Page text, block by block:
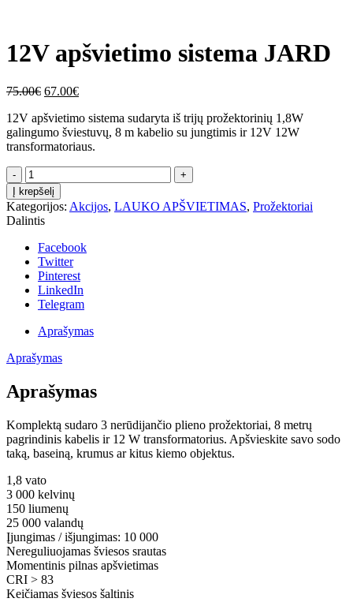
12V apšvietimo sistema JARD
75.00€ Original
was:
75.00€.
67.00€Current
is:
67.00€.
12V apšvietimo sistema sudaryta iš trijų prožektorinių 1,8W
galingumo šviestuvų, 8 m kabelio su jungtimis ir 12V 12W
transformatoriaus.
Kiekis
Į krepšelį
Kategorijos: Akcijos, LAUKO APŠVIETIMAS, Prožektoriai
Dalintis
Facebook
Twitter
Pinterest
LinkedIn
Telegram
Aprašymas
Aprašymas
Aprašymas
Komplektą sudaro 3 nerūdijančio plieno prožektoriai, 8 metrų
pagrindinis kabelis ir 12 W transformatorius. Apšvieskite savo sodo
taką, baseiną, krumus ar kitus kiemo objektus.
1,8 vato
3 000 kelvinų
150 liumenų
25 000 valandų
Įjungimas / išjungimas: 10 000
Nereguliuojamas šviesos srautas
Momentinis pilnas apšvietimas
CRI > 83
Keičiamas šviesos šaltinis